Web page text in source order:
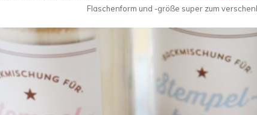
Flaschenform und -größe super zum